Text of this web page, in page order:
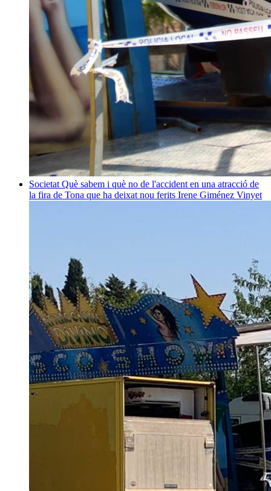
Societat Què sabem i què no de l'accident en una atracció de
la fira de Tona que ha deixat nou ferits Irene Giménez Vinyet